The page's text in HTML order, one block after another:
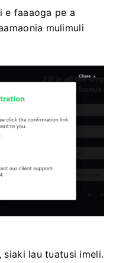
e faaaoga pe a
mulimuli
siaki lau tuatusi imeli.